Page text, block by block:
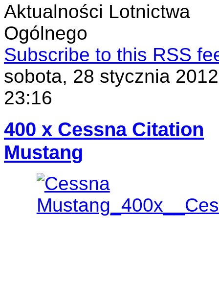
Aktualności Lotnictwa
Ogólnego
Subscribe to this RSS
sobota, 28 stycznia 2012
23:16
400 x Cessna Citation
Mustang